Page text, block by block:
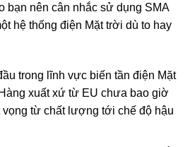
bạn nên cân nhắc sử dụng SMA
hệ thống điện Mặt trời dù to hay
trong lĩnh vực biến tần điện Mặt
xuất xứ từ EU chưa bao giờ
vọng từ chất lượng tới chế độ hậu